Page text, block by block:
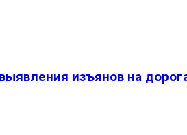
изъянов на